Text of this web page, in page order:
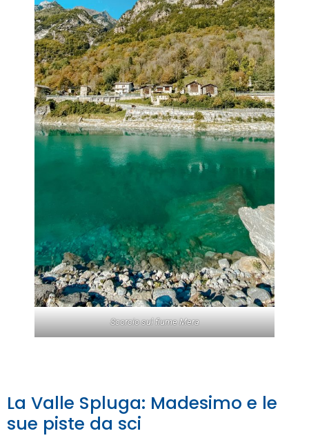
Scorcio sul fiume Mera
La Valle Spluga: Madesimo e le
sue piste da sci